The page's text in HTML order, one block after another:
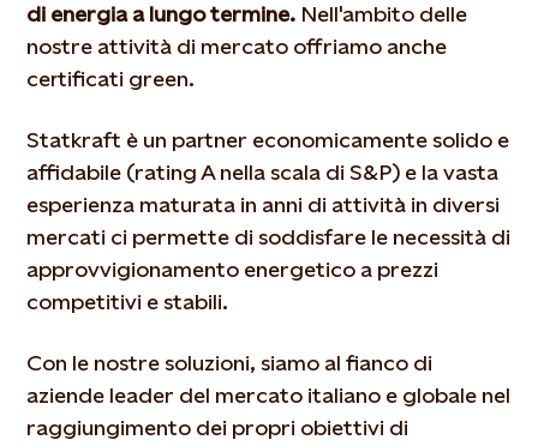
di energia a lungo termine. Nell'ambito delle
nostre attività di mercato offriamo anche
certificati green.
Statkraft è un partner economicamente solido e
affidabile (rating A nella scala di S&P) e la vasta
esperienza maturata in anni di attività in diversi
mercati ci permette di soddisfare le necessità di
approvvigionamento energetico a prezzi
competitivi e stabili.
Con le nostre soluzioni, siamo al fianco di
aziende leader del mercato italiano e globale nel
raggiungimento dei propri obiettivi di